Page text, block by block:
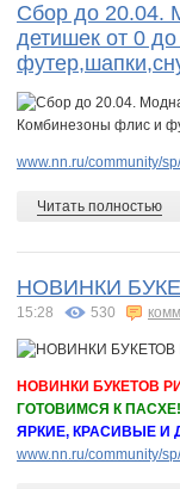
Сбор до 20.04.
детишек от 0
www.nn.ru/community/
Читать полностью
НОВИНКИ
15:28 530
НОВИНКИ БУКЕТОВ
ГОТОВИМСЯ К ПАСХЕ!
ЯРКИЕ, КРАСИВЫЕ И
www.nn.ru/community/